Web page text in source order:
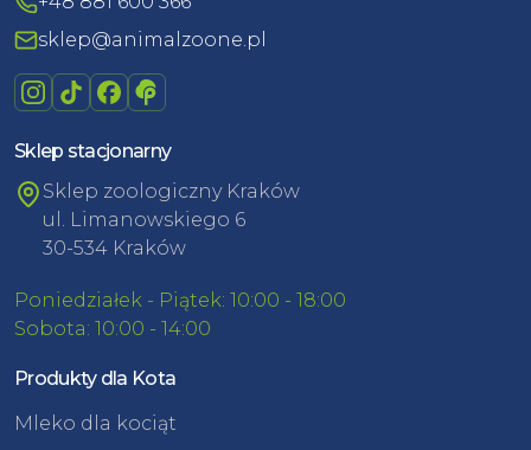
sklep@animalzoone.pl
Sklep stacjonarny
Sklep zoologiczny Kraków
ul. Limanowskiego 6
30-534 Kraków
Poniedziałek - Piątek: 10:00 - 18:00
Sobota: 10:00 - 14:00
Produkty dla Kota
Mleko dla kociąt